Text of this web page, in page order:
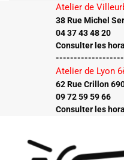
Atelier de
38 Rue Michel
04 37 43 48 20
Consulter les
Atelier de Lyon
62 Rue Crillon
09 72 59 59 66
Consulter les